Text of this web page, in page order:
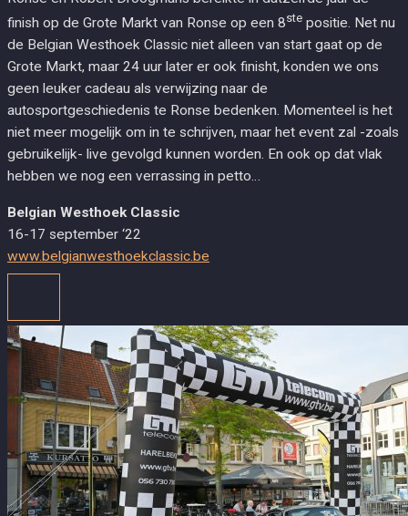
finish op de Grote Markt van Ronse op een 8ste positie. Net nu
de Belgian Westhoek Classic niet alleen van start gaat op de
Grote Markt, maar 24 uur later er ook finisht, konden we ons
geen leuker cadeau als verwijzing naar de
autosportgeschiedenis te Ronse bedenken. Momenteel is het
niet meer mogelijk om in te schrijven, maar het event zal -zoals
gebruikelijk- live gevolgd kunnen worden. En ook op dat vlak
hebben we nog een verrassing in petto…
Belgian Westhoek Classic
16-17 september ‘22
www.belgianwesthoekclassic.be